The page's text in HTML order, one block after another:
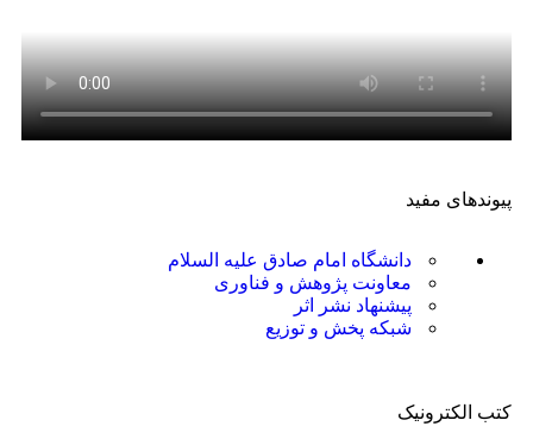
پیوندهای مفید
دانشگاه امام صادق علیه السلام
معاونت پژوهش و فناوری
پیشنهاد نشر اثر
شبکه پخش و توزیع
کتب الکترونیک